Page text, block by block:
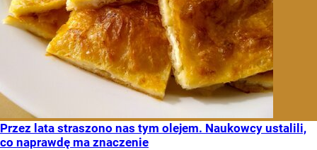
Przez lata straszono nas tym olejem. Naukowcy ustalili,
co naprawdę ma znaczenie